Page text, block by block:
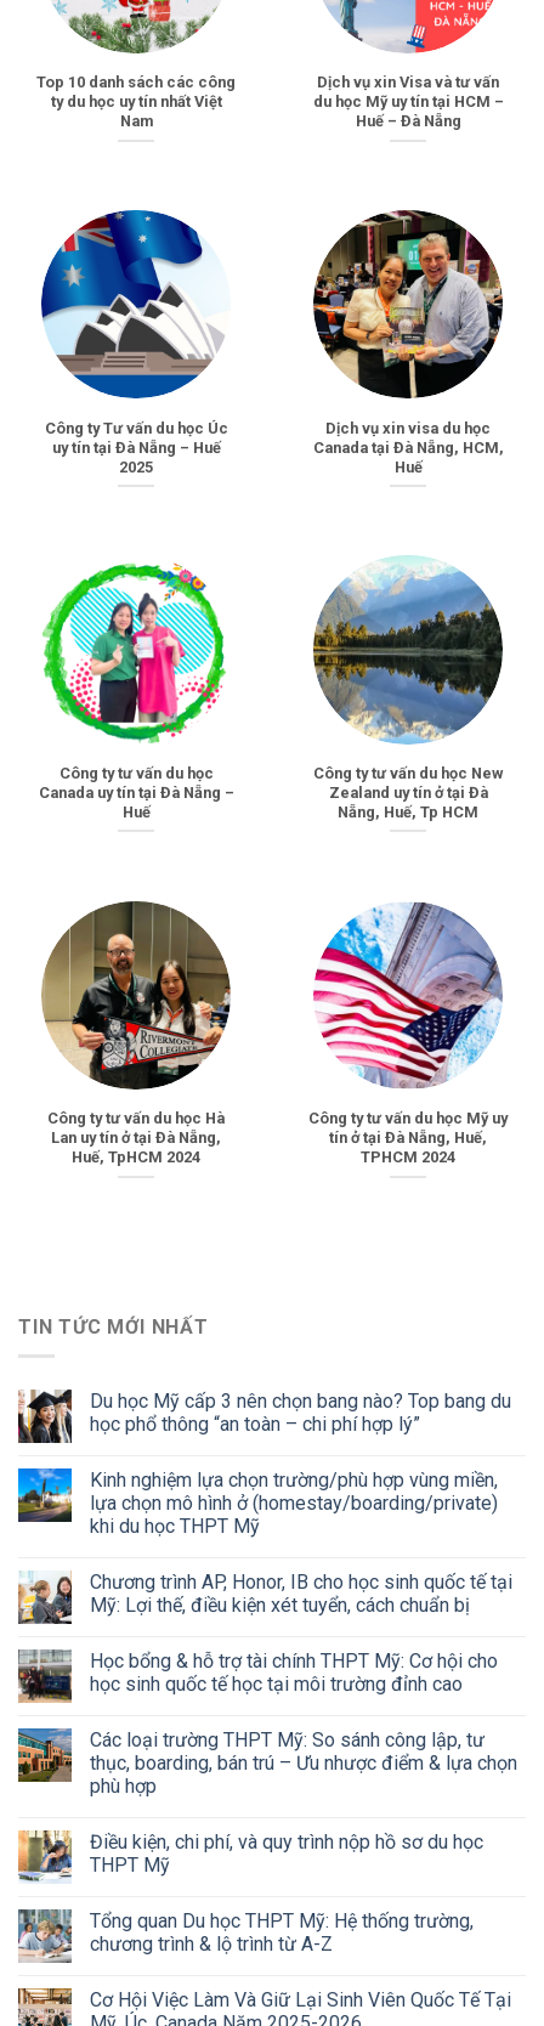
Top 10 danh sách các công
ty du học uy tín nhất Việt
Nam
Dịch vụ xin Visa và tư vấn
du học Mỹ uy tín tại HCM –
Huế – Đà Nẵng
Công ty Tư vấn du học Úc
uy tín tại Đà Nẵng – Huế
2025
Dịch vụ xin visa du học
Canada tại Đà Nẵng, HCM,
Huế
Công ty tư vấn du học
Canada uy tín tại Đà Nẵng –
Huế
Công ty tư vấn du học New
Zealand uy tín ở tại Đà
Nẵng, Huế, Tp HCM
Công ty tư vấn du học Hà
Lan uy tín ở tại Đà Nẵng,
Huế, TpHCM 2024
Công ty tư vấn du học Mỹ uy
tín ở tại Đà Nẵng, Huế,
TPHCM 2024
TIN TỨC MỚI NHẤT
Du học Mỹ cấp 3 nên chọn bang nào? Top bang du
học phổ thông “an toàn – chi phí hợp lý”
Kinh nghiệm lựa chọn trường/phù hợp vùng miền,
lựa chọn mô hình ở (homestay/boarding/private)
khi du học THPT Mỹ
Chương trình AP, Honor, IB cho học sinh quốc tế tại
Mỹ: Lợi thế, điều kiện xét tuyển, cách chuẩn bị
Học bổng & hỗ trợ tài chính THPT Mỹ: Cơ hội cho
học sinh quốc tế học tại môi trường đỉnh cao
Các loại trường THPT Mỹ: So sánh công lập, tư
thục, boarding, bán trú – Ưu nhược điểm & lựa chọn
phù hợp
Điều kiện, chi phí, và quy trình nộp hồ sơ du học
THPT Mỹ
Tổng quan Du học THPT Mỹ: Hệ thống trường,
chương trình & lộ trình từ A-Z
Cơ Hội Việc Làm Và Giữ Lại Sinh Viên Quốc Tế Tại